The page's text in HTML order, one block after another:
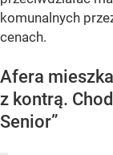
komunalnych
cenach.
Afera
z kontrą.
Senior”